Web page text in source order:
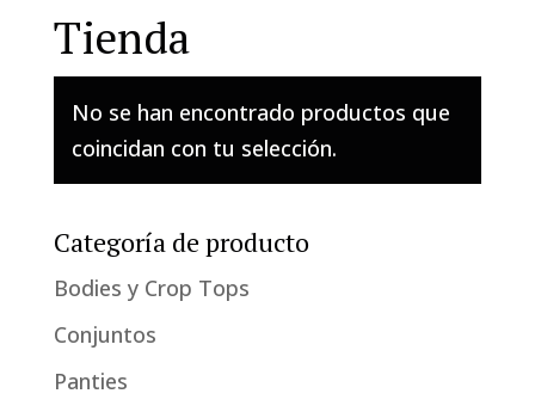
Tienda
No se han encontrado productos que
coincidan con tu selección.
Categoría de producto
Bodies y Crop Tops
Conjuntos
Panties